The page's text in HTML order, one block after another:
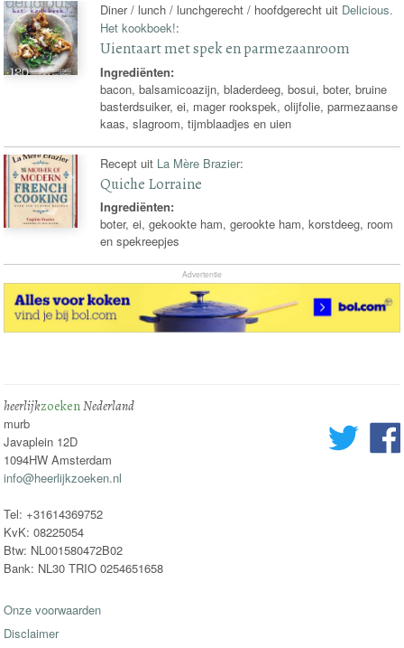
Diner / lunch / lunchgerecht / hoofdgerecht uit Delicious.
Het kookboek!:
Uientaart met spek en parmezaanroom
Ingrediënten:
bacon, balsamicoazijn, bladerdeeg, bosui, boter, bruine
basterdsuiker, ei, mager rookspek, olijfolie, parmezaanse
kaas, slagroom, tijmblaadjes en uien
Recept uit La Mère Brazier:
Quiche Lorraine
Ingrediënten:
boter, ei, gekookte ham, gerookte ham, korstdeeg, room
en spekreepjes
Advertentie
heerlijkzoekenNederland
murb
Javaplein 12D
1094HW Amsterdam
info@heerlijkzoeken.nl
Tel: +31614369752
KvK: 08225054
Btw: NL001580472B02
Bank: NL30 TRIO 0254651658
Onze voorwaarden
Disclaimer